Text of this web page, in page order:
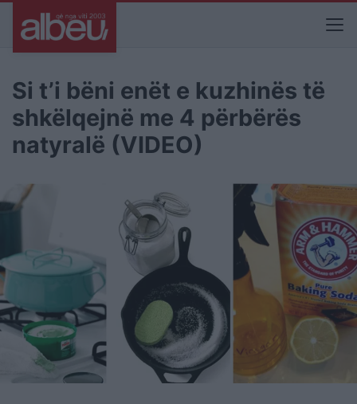
Si t’i bëni enët e kuzhinës të
shkëlqejnë me 4 përbërës
natyralë (VIDEO)